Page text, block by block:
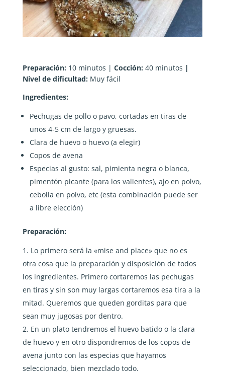
Preparación:10 minutos | Cocción: 40 minutos |
Nivel de dificultad: Muy fácil
Ingredientes:
Pechugas de pollo o pavo, cortadas en tiras de
unos 4-5 cm de largo y gruesas.
Clara de huevo o huevo (a elegir)
Copos de avena
Especias al gusto: sal, pimienta negra o blanca,
pimentón picante (para los valientes), ajo en polvo,
cebolla en polvo, etc (esta combinación puede ser
a libre elección)
Preparación:
Lo primero será la «mise and place» que no es
otra cosa que la preparación y disposición de todos
los ingredientes. Primero cortaremos las pechugas
en tiras y sin son muy largas cortaremos esa tira a la
mitad. Queremos que queden gorditas para que
sean muy jugosas por dentro.
En un plato tendremos el huevo batido o la clara
de huevo y en otro dispondremos de los copos de
avena junto con las especias que hayamos
seleccionado, bien mezclado todo.